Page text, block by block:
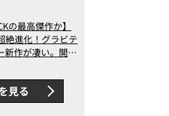
の最高傑作か】
絶進化！グラビテ
新作が凄い。開発
ントの衝撃
見る